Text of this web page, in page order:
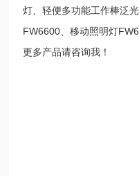
灯、轻便多功能工作棒泛
FW6600、移动照明灯
更多产品请咨询我！